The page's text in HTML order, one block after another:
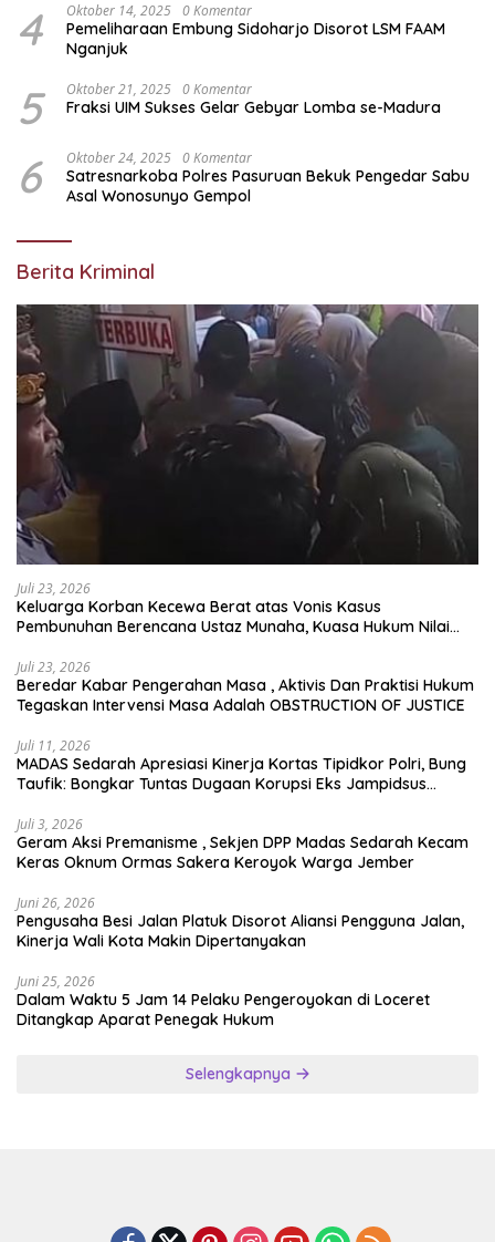
4 Oktober 14, 2025 0 Komentar
Pemeliharaan Embung Sidoharjo Disorot LSM FAAM
Nganjuk
5 Oktober 21, 2025 0 Komentar
Fraksi UIM Sukses Gelar Gebyar Lomba se-Madura
6 Oktober 24, 2025 0 Komentar
Satresnarkoba Polres Pasuruan Bekuk Pengedar Sabu
Asal Wonosunyo Gempol
Berita Kriminal
Juli 23, 2026
Keluarga Korban Kecewa Berat atas Vonis Kasus
Pembunuhan Berencana Ustaz Munaha, Kuasa Hukum Nilai
Juli 23, 2026
Beredar Kabar Pengerahan Masa , Aktivis Dan Praktisi Hukum
Tegaskan Intervensi Masa Adalah OBSTRUCTION OF JUSTICE
Juli 11, 2026
MADAS Sedarah Apresiasi Kinerja Kortas Tipidkor Polri, Bung
Taufik: Bongkar Tuntas Dugaan Korupsi Eks Jampidsus
Juli 3, 2026
Geram Aksi Premanisme , Sekjen DPP Madas Sedarah Kecam
Keras Oknum Ormas Sakera Keroyok Warga Jember
Juni 26, 2026
Pengusaha Besi Jalan Platuk Disorot Aliansi Pengguna Jalan,
Kinerja Wali Kota Makin Dipertanyakan
Juni 25, 2026
Dalam Waktu 5 Jam 14 Pelaku Pengeroyokan di Loceret
Ditangkap Aparat Penegak Hukum
Selengkapnya